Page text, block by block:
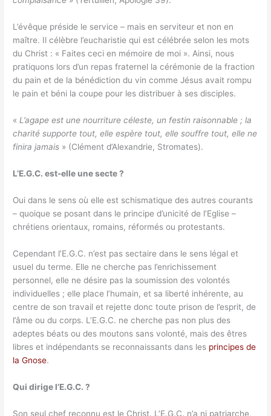
L’évêque préside le service – mais en serviteur et non en
maître. Il célèbre l’eucharistie qui est célébrée selon les mots
du Christ : « Faites ceci en mémoire de moi ». Ainsi, nous
pratiquons lors d’un repas fraternel la cérémonie de la fraction
du pain et de la bénédiction du vin comme Jésus avait rompu
le pain et béni la coupe pour les distribuer à ses disciples.
« L’agape est une nourriture céleste, un festin raisonnable ; la
charité supporte tout, elle espère tout, elle souffre tout, elle ne
finira jamais » (Clément d’Alexandrie, Stromates).
L’E.G.C. est-elle une secte ?
Oui dans le sens où elle est schismatique des autres courants
– quoique se posant dans le principe d’unicité de l’Eglise –
chrétiens orientaux, romains, réformés ou protestants.
Cependant l’E.G.C. n’est pas sectaire dans le sens légal et
usuel du terme. Elle ne cherche pas l’enrichissement
personnel, elle ne désire pas la soumission des volontés
individuelles ; elle place l’humain, et sa liberté inhérente, au
centre de son travail et rejette donc toute prison de l’esprit, de
l’âme ou du corps. L’E.G.C. ne cherche pas non plus des
adeptes béats ou des moutons sans volonté, mais des êtres
libres et indépendants se reconnaissants dans les principes de
la Gnose.
Qui dirige l’E.G.C. ?
Son seul chef reconnu est le Christ. L’E.G.C. n’a ni patriarche,